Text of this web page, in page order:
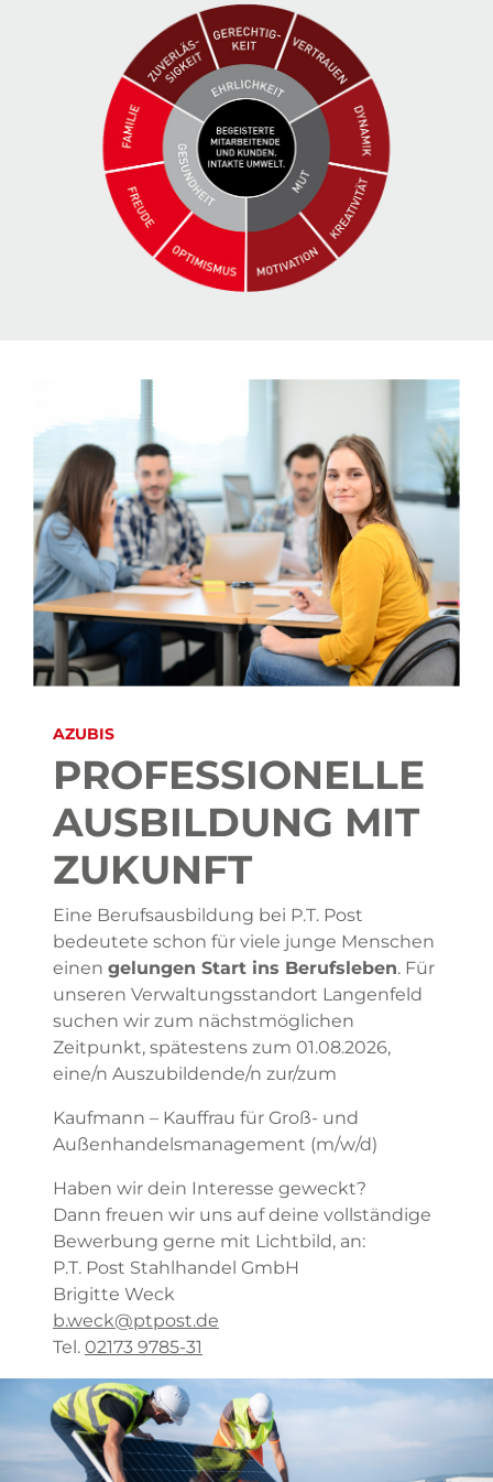
AZUBIS
PROFES­SIONELLE
AUS­BILDUNG MIT
ZUKUNFT
Eine Berufsausbildung bei P.T. Post
bedeutete schon für viele junge Menschen
einen gelungen Start ins Berufsleben. Für
unseren Verwaltungsstandort Langenfeld
suchen wir zum nächstmöglichen
Zeitpunkt, spätestens zum 01.08.2026,
eine/n Auszubildende/n zur/zum
Kaufmann – Kauffrau für Groß- und
Außenhandelsmanagement (m/w/d)
Haben wir dein Interesse geweckt?
Dann freuen wir uns auf deine vollständige
Bewerbung gerne mit Lichtbild, an:
P.T. Post Stahlhandel GmbH
Brigitte Weck
b.weck@ptpost.de
Tel. 02173 9785-31